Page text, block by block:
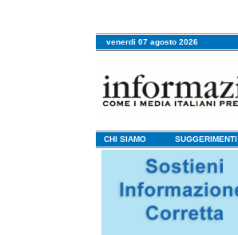
venerdi 07 agosto 2026
CHI SIAMO SUGGERIMENTI